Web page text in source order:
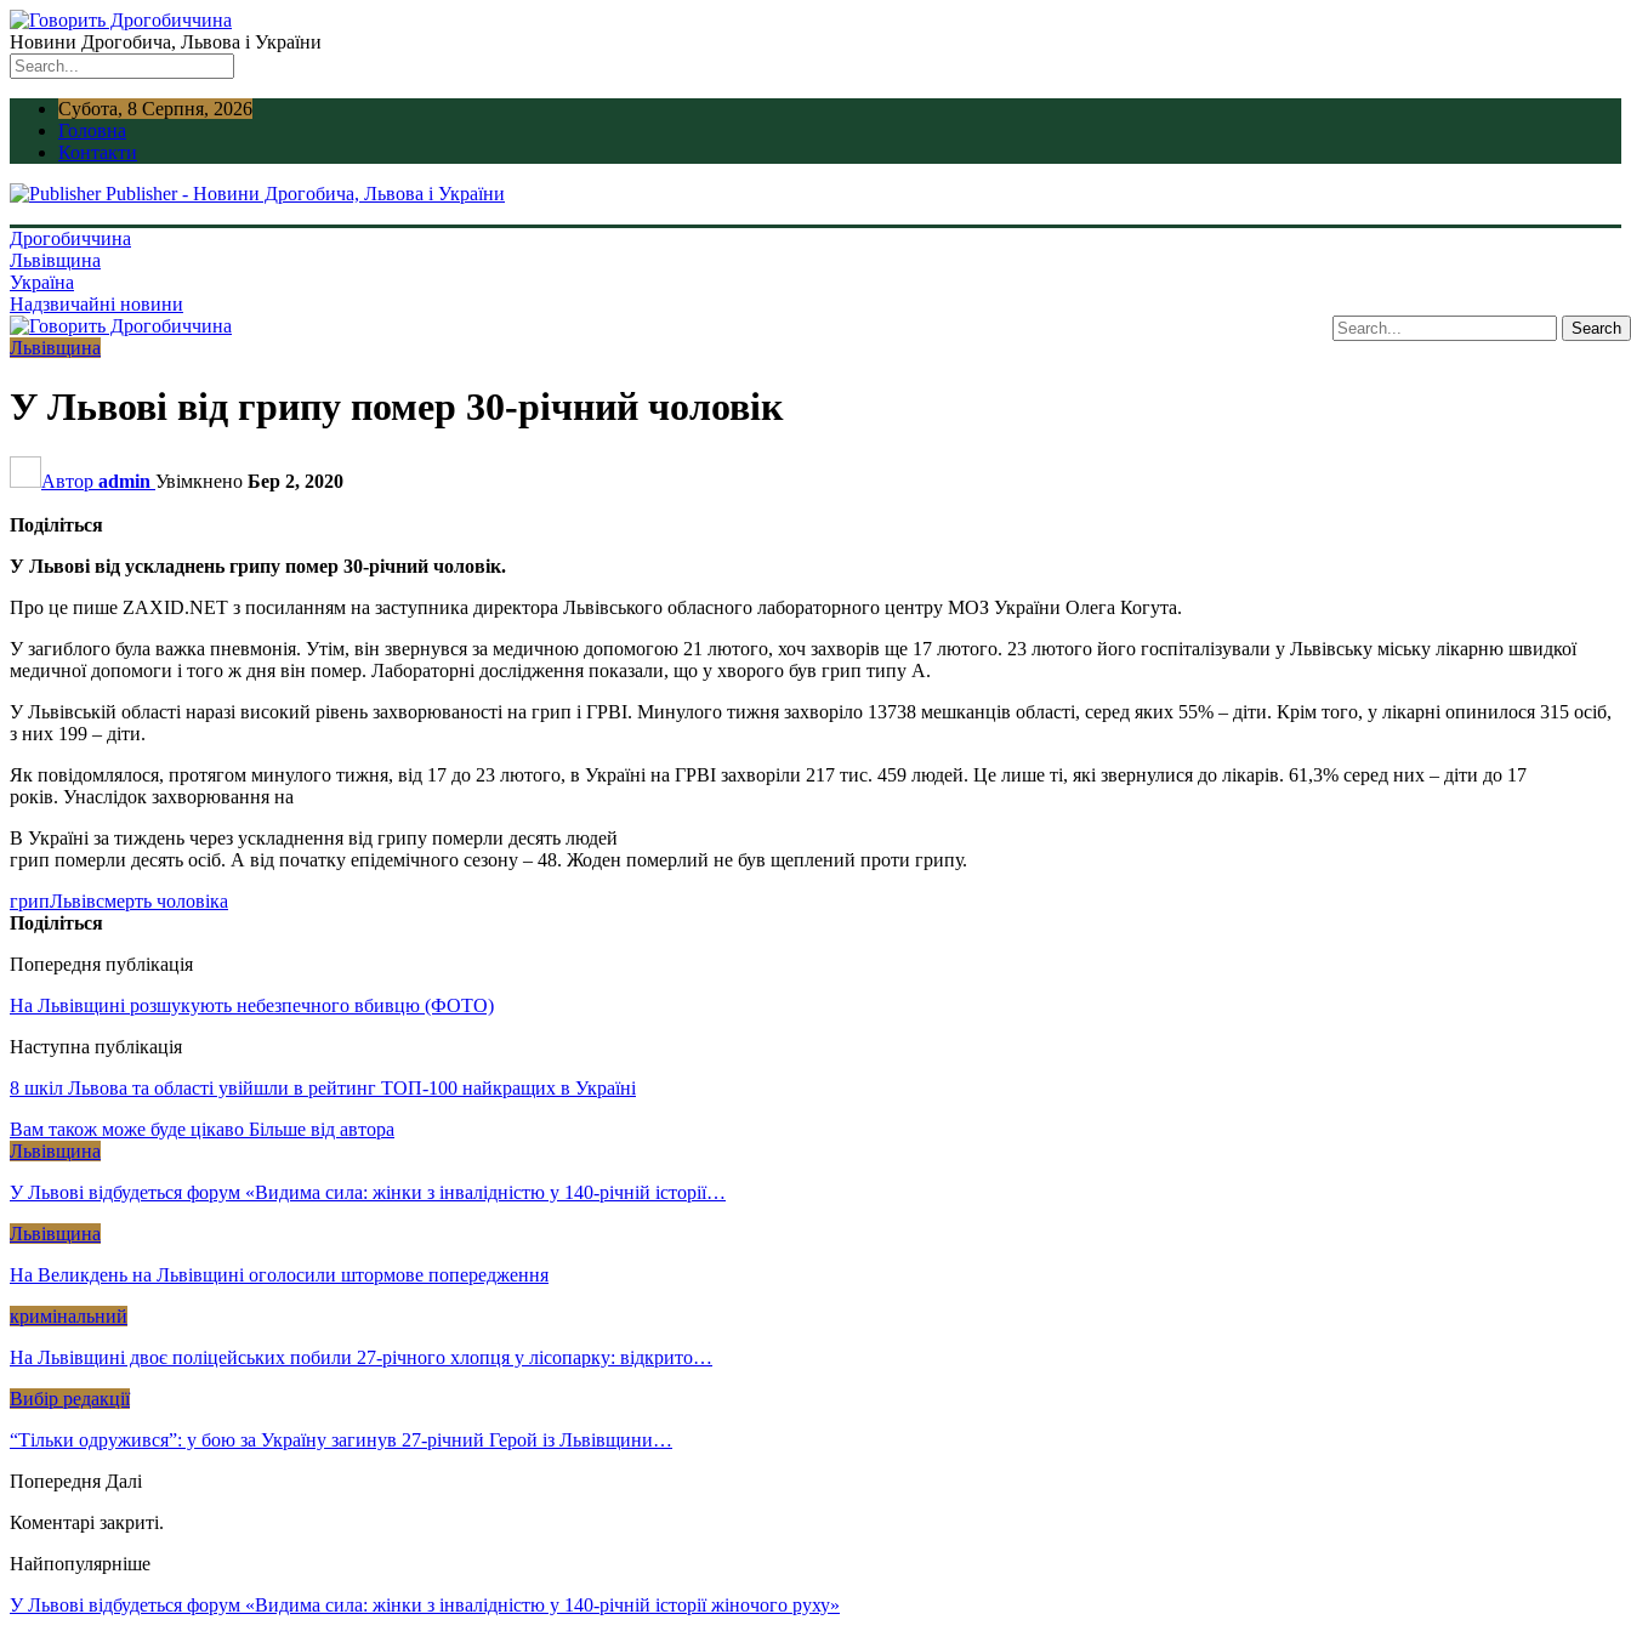
Новини Дрогобича, Львова і України
Субота, 8 Серпня, 2026
Головна
Контакти
Publisher - Новини Дрогобича, Львова і України
Дрогобиччина
Львівщина
Україна
Надзвичайні новини
Львівщина
У Львові від грипу помер 30-річний чоловік
Автор admin Увімкнено Бер 2, 2020
Поділіться
У Львові від ускладнень грипу помер 30-річний чоловік.
Про це пише ZAXID.NET з посиланням на заступника директора Львівського обласного лабораторного центру МОЗ України Олега Когута.
У загиблого була важка пневмонія. Утім, він звернувся за медичною допомогою 21 лютого, хоч захворів ще 17 лютого. 23 лютого його госпіталізували у Львівську міську лікарню швидкої
медичної допомоги і того ж дня він помер. Лабораторні дослідження показали, що у хворого був грип типу А.
У Львівській області наразі високий рівень захворюваності на грип і ГРВІ. Минулого тижня захворіло 13738 мешканців області, серед яких 55% – діти. Крім того, у лікарні опинилося 315 осіб,
з них 199 – діти.
Як повідомлялося, протягом минулого тижня, від 17 до 23 лютого, в Україні на ГРВІ захворіли 217 тис. 459 людей. Це лише ті, які звернулися до лікарів. 61,3% серед них – діти до 17
років. Унаслідок захворювання на
В Україні за тиждень через ускладнення від грипу померли десять людей
грип померли десять осіб. А від початку епідемічного сезону – 48. Жоден померлий не був щеплений проти грипу.
грипЛьвівсмерть чоловіка
Поділіться
Попередня публікація
На Львівщині розшукують небезпечного вбивцю (ФОТО)
Наступна публікація
8 шкіл Львова та області увійшли в рейтинг ТОП-100 найкращих в Україні
Вам також може буде цікаво Більше від автора
Львівщина
У Львові відбудеться форум «Видима сила: жінки з інвалідністю у 140-річній історії…
Львівщина
На Великдень на Львівщині оголосили штормове попередження
кримінальний
На Львівщині двоє поліцейських побили 27-річного хлопця у лісопарку: відкрито…
Вибір редакції
“Тільки одружився”: у бою за Україну загинув 27-річний Герой із Львівщини…
Попередня Далі
Коментарі закриті.
Найпопулярніше
У Львові відбудеться форум «Видима сила: жінки з інвалідністю у 140-річній історії жіночого руху»